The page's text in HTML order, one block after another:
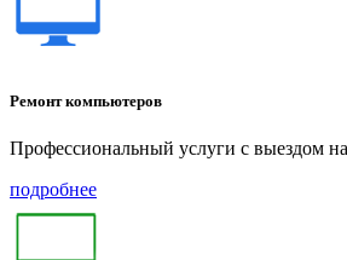
Ремонт компьютеров
Профессиональный услуги с выездом
подробнее